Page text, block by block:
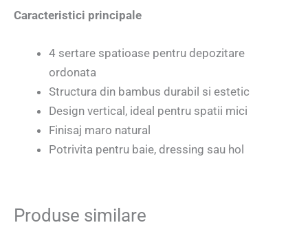
Caracteristici principale
4 sertare spatioase pentru depozitare
ordonata
Structura din bambus durabil si estetic
Design vertical, ideal pentru spatii mici
Finisaj maro natural
Potrivita pentru baie, dressing sau hol
Produse similare